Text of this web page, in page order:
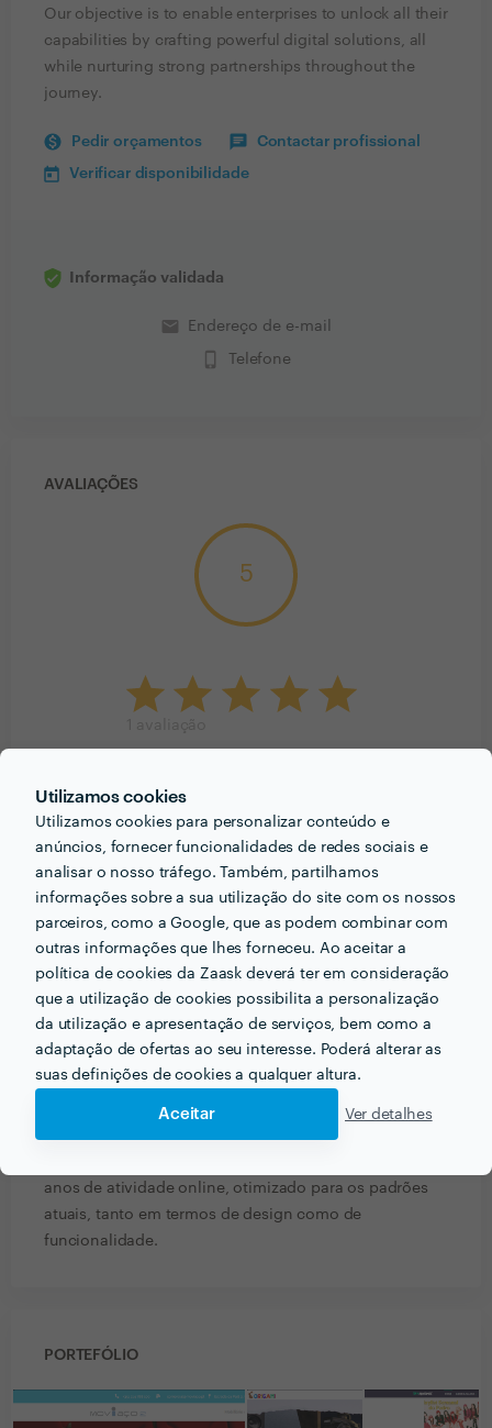
Utilizamos cookies
Utilizamos cookies para personalizar conteúdo e
anúncios, fornecer funcionalidades de redes sociais e
analisar o nosso tráfego. Também, partilhamos
informações sobre a sua utilização do site com os nossos
parceiros, como a Google, que as podem combinar com
outras informações que lhes forneceu. Ao aceitar a
política de cookies da Zaask deverá ter em consideração
que a utilização de cookies possibilita a personalização
da utilização e apresentação de serviços, bem como a
adaptação de ofertas ao seu interesse. Poderá alterar as
suas definições de cookies a qualquer altura.
Aceitar Ver detalhes
Our objective is to enable enterprises to unlock all their
capabilities by crafting powerful digital solutions, all
while nurturing strong partnerships throughout the
journey.
Pedir orçamentos Contactar profissional
Verificar disponibilidade
Informação validada
email Endereço de e-mail
phone_iphone Telefone
AVALIAÇÕES
5
5
4
3
2
1 0
João Simões
Trabalho realizado fora da plataforma
30 Dez 2024
A Indiews superou as nossas expectativas. Depois de
anos de empresas que nos prometeram soluções sem
entregar, a Indiews teve sucesso onde muitas falharam.
Deram-nos uma lufada de ar fresco, mostrando-nos
anos de atividade online, otimizado para os padrões
atuais, tanto em termos de design como de
funcionalidade.
PORTEFÓLIO